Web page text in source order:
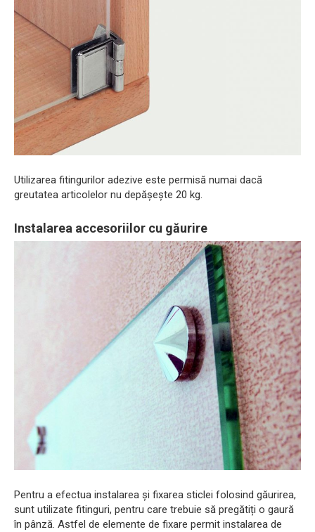
Utilizarea fitingurilor adezive este permisă numai dacă
greutatea articolelor nu depășește 20 kg.
Instalarea accesoriilor cu găurire
Pentru a efectua instalarea și fixarea sticlei folosind găurirea,
sunt utilizate fitinguri, pentru care trebuie să pregătiți o gaură
în pânză. Astfel de elemente de fixare permit instalarea de